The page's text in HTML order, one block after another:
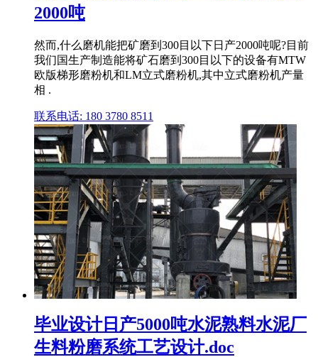
2000吨
然而,什么磨机能把矿磨到300目以下日产2000吨呢?目前
我们国生产制造能将矿石磨到300目以下的设备有MTW
欧版梯形磨粉机和LM立式磨粉机,其中立式磨粉机产量
相 .
联系电话: 180 3780 8511
毕业设计日产5000吨水泥熟料水泥厂
生料粉磨系统工艺设计.doc